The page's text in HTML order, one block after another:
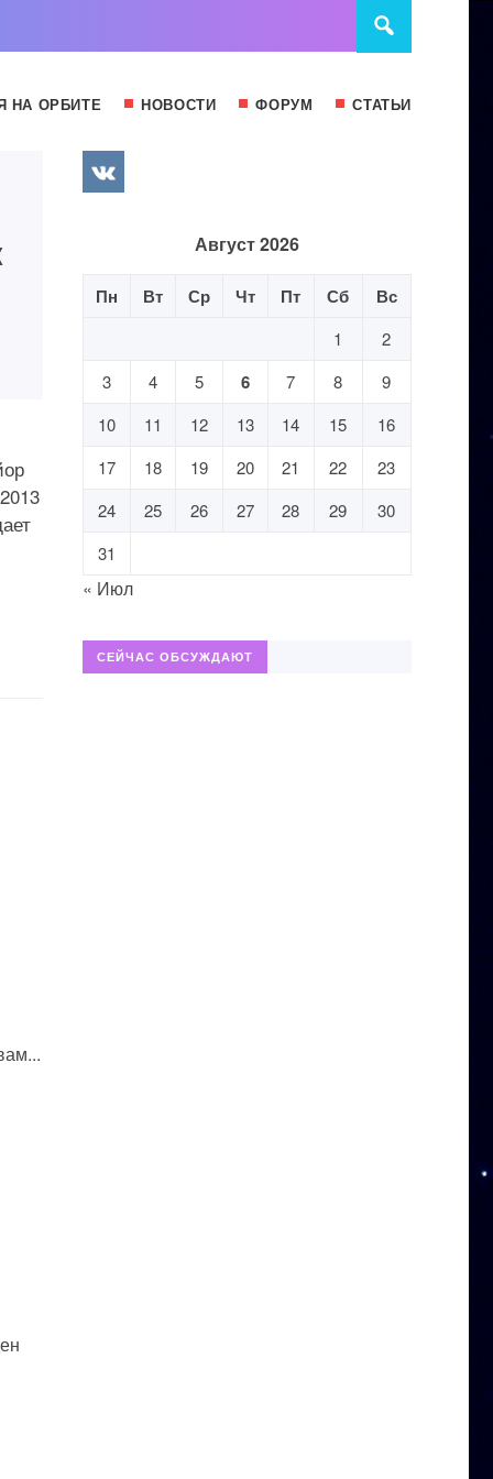
НА ОРБИТЕ НОВОСТИ ФОРУМ СТАТЬИ
Август 2026
Пн Вт Ср Чт Пт Сб Вс
1
2
3
4 5 6 7 8
9
10
11 12 13 14 15
16
17
18 19 20 21 22
23
24
25 26 27 28 29
30
31
« Июл
СЕЙЧАС ОБСУЖДАЮТ